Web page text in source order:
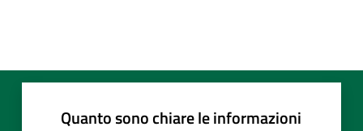
Quanto sono chiare le informazioni